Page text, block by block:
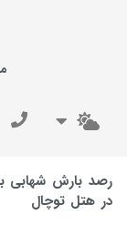
رصد بارش شهابی
در هتل توچال